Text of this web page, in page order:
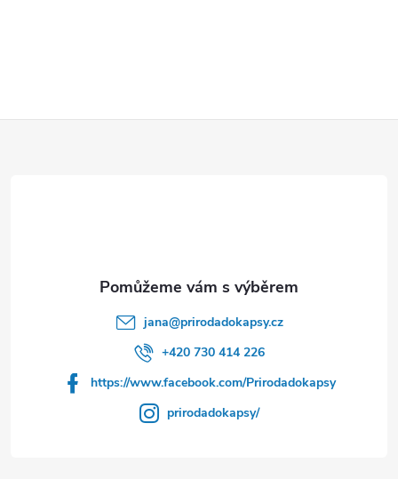
jana@prirodadokapsy.cz
+420 730 414 226
https://www.facebook.com/Prirodadokapsy
prirodadokapsy/